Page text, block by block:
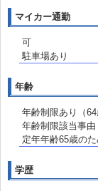
マイカー通勤
可
駐車場あり
年齢
年齢制限あり（64
年齢制限該当事
定年年齢65歳のた
学歴